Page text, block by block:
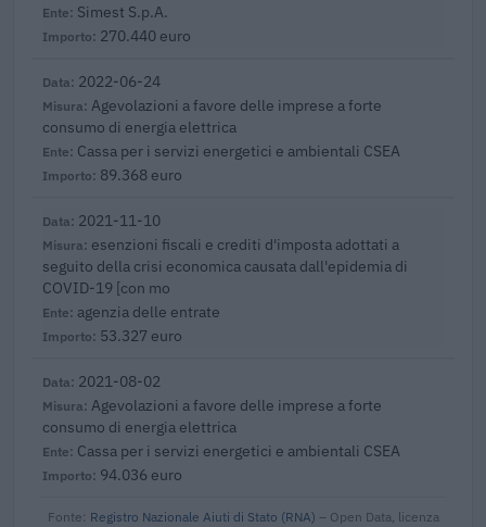
Simest S.p.A.
270.440 euro
2022-06-24
Agevolazioni a favore delle imprese a forte
consumo di energia elettrica
Cassa per i servizi energetici e ambientali CSEA
89.368 euro
2021-11-10
esenzioni fiscali e crediti d'imposta adottati a
seguito della crisi economica causata dall'epidemia di
COVID-19 [con mo
agenzia delle entrate
53.327 euro
2021-08-02
Agevolazioni a favore delle imprese a forte
consumo di energia elettrica
Cassa per i servizi energetici e ambientali CSEA
94.036 euro
Fonte: Registro Nazionale Aiuti di Stato (RNA) – Open Data, licenza